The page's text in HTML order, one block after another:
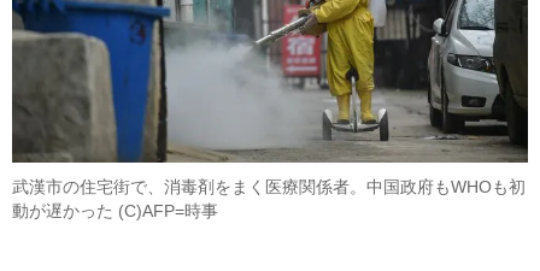
武漢市の住宅街で、消毒剤をまく医療関係者。中国政府もWHOも初
動が遅かった (C)AFP=時事